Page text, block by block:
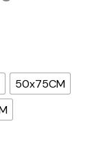
50x75CM